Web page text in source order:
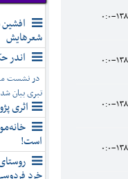
شعرهایش
اندر
در نشست
تبری بیان
اثری
است!